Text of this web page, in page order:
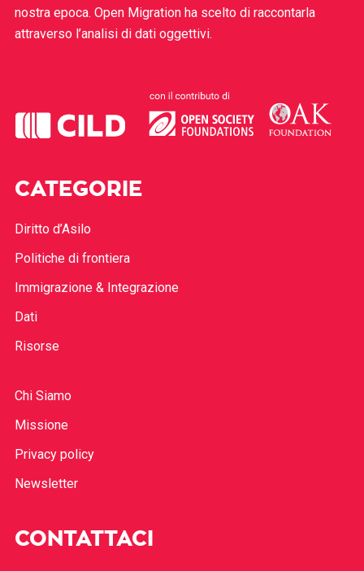
nostra epoca. Open Migration ha scelto di raccontarla
attraverso l’analisi di dati oggettivi.
CATEGORIE
Diritto d’Asilo
Politiche di frontiera
Immigrazione & Integrazione
Dati
Risorse
Chi Siamo
Missione
Privacy policy
Newsletter
CONTATTACI